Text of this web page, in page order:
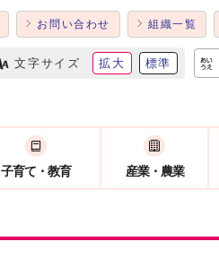
お問い合わせ 組織一覧
文字サイズ 拡大 標準
子育て・教育 産業・農業